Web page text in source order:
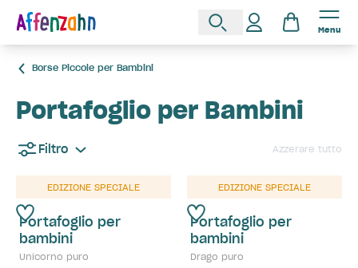
Menu
Borse Piccole per Bambini
Portafoglio per Bambini
Filtro Azzerare tutto
EDIZIONE SPECIALE
Portafoglio per
bambini
Unicorno puro
EDIZIONE SPECIALE
Portafoglio per
bambini
Drago puro